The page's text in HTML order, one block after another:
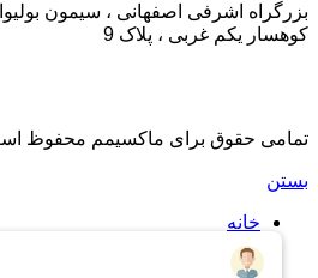
بزرگراه اشرفی اصفهانی ، سیمون
کوهسار یکم غربی ، پلاک 9
تمامی حقوق برای ماکسیمم محفوظ
بستن
خانه
اشتراک